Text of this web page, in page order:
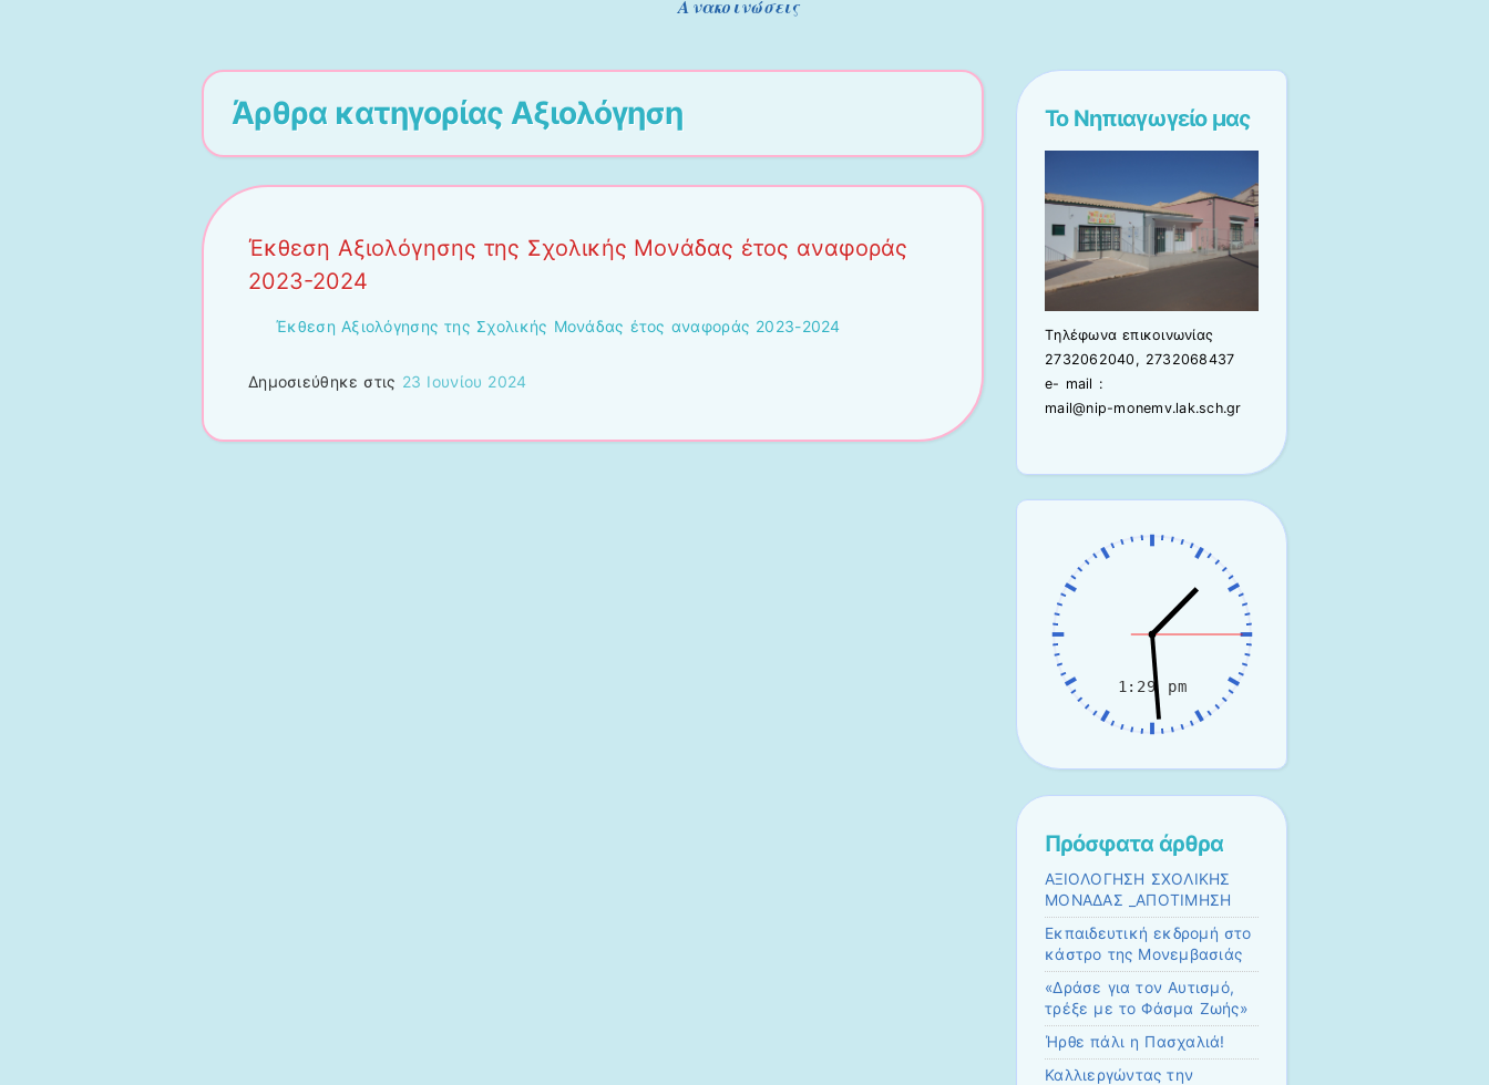
Ανακοινώσεις
Άρθρα κατηγορίας Αξιολόγηση
Έκθεση Αξιολόγησης της Σχολικής Μονάδας έτος αναφοράς
2023-2024
Έκθεση Αξιολόγησης της Σχολικής Μονάδας έτος αναφοράς 2023-2024
Δημοσιεύθηκε στις 23 Ιουνίου 2024
Το Νηπιαγωγείο μας
Tηλέφωνα επικοινωνίας
2732062040, 2732068437
e- mail :
mail@nip-monemv.lak.sch.gr
Πρόσφατα άρθρα
ΑΞΙΟΛΟΓΗΣΗ ΣΧΟΛΙΚΗΣ
ΜΟΝΑΔΑΣ _ΑΠΟΤΙΜΗΣΗ
Εκπαιδευτική εκδρομή στο
κάστρο της Μονεμβασιάς
«Δράσε για τον Αυτισμό,
τρέξε με το Φάσμα Ζωής»
Ήρθε πάλι η Πασχαλιά!
Καλλιεργώντας την